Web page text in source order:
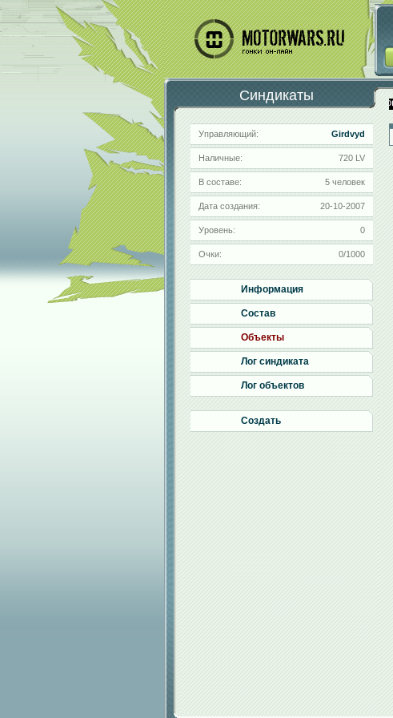
Синдикаты
Управляющий: Girdvyd
Наличные: 720 LV
В составе: 5 человек
Дата создания: 20-10-2007
Уровень: 0
Очки: 0/1000
Информация
Состав
Объекты
Лог синдиката
Лог объектов
Создать